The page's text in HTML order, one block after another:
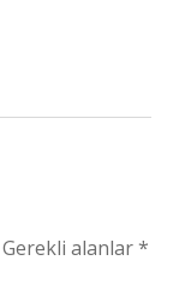
Gerekli alanlar*